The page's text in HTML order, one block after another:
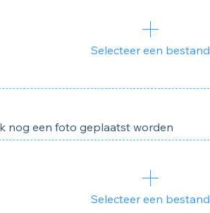
Selecteer een bestand
nog een foto geplaatst worden
Selecteer een bestand